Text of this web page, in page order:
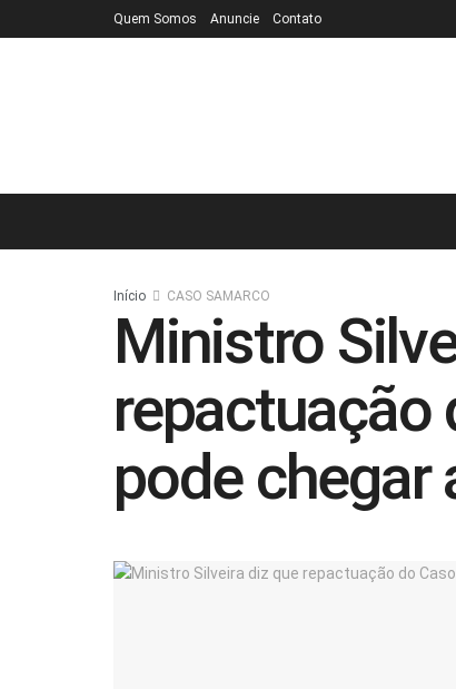
Quem Somos Anuncie Contato
Início CASO SAMARCO
Ministro
repactuação
pode chegar